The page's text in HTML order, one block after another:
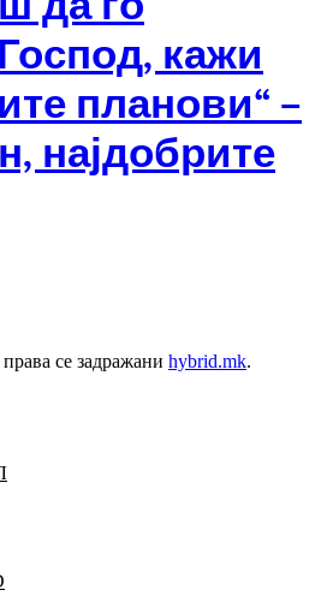
кажи
планови“ –
најдобрите
се задражани hybrid.mk.